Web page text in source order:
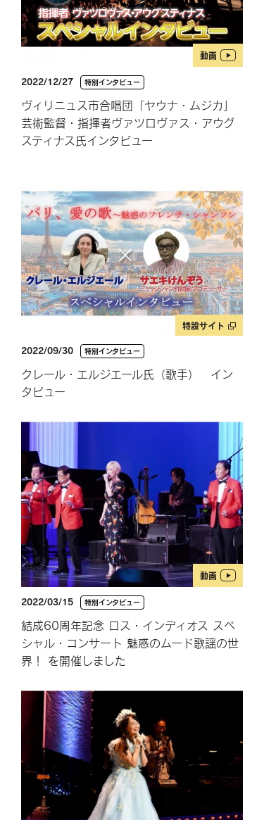
動画
2022/12/27 特別インタビュー
ヴィリニュス市合唱団「ヤウナ・ムジカ」
芸術監督・指揮者ヴァツロヴァス・アウグ
スティナス氏インタビュー
特設サイト
2022/09/30 特別インタビュー
クレール・エルジエール氏（歌手） イン
タビュー
動画
2022/03/15 特別インタビュー
結成60周年記念 ロス・インディオス スペ
シャル・コンサート 魅惑のムード歌謡の世
界！ を開催しました